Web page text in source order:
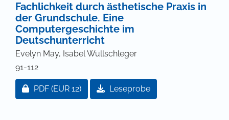
Fachlichkeit durch ästhetische Praxis in
der Grundschule. Eine
Computergeschichte im
Deutschunterricht
Evelyn May, Isabel Wullschleger
91-112
Zugang für Abonnent/innen oder durch Zahlung
PDF (EUR 12) Leseprobe